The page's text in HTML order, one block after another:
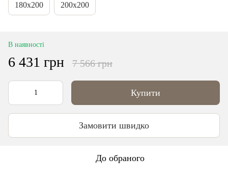
180x200 200x200
В наявності
6 431 грн 7 566 грн
Купити
Замовити швидко
До обраного